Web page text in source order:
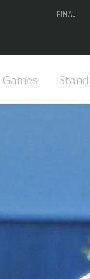
FINAL
Games